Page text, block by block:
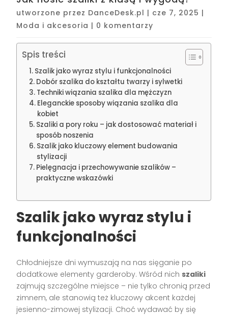
utworzone przez DanceDesk.pl | cze 7, 2025 |
Moda i akcesoria | 0 komentarzy
Spis treści
Szalik jako wyraz stylu i funkcjonalności
Dobór szalika do kształtu twarzy i sylwetki
Techniki wiązania szalika dla mężczyzn
Eleganckie sposoby wiązania szalika dla
kobiet
Szaliki a pory roku – jak dostosować materiał i
sposób noszenia
Szalik jako kluczowy element budowania
stylizacji
Pielęgnacja i przechowywanie szalików –
praktyczne wskazówki
Szalik jako wyraz stylu i
funkcjonalności
Chłodniejsze dni wymuszają na nas sięganie po
dodatkowe elementy garderoby. Wśród nich szaliki
zajmują szczególne miejsce – nie tylko chronią przed
zimnem, ale stanowią też kluczowy akcent każdej
jesienno-zimowej stylizacji. Choć wydawać by się